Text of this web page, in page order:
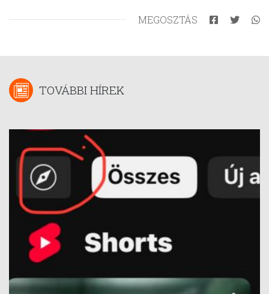
MEGOSZTÁS
TOVÁBBI HÍREK